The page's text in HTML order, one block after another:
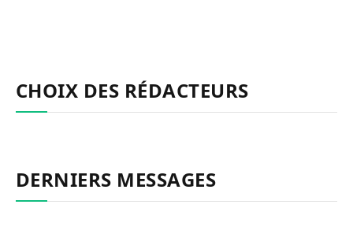
CHOIX DES RÉDACTEURS
DERNIERS MESSAGES